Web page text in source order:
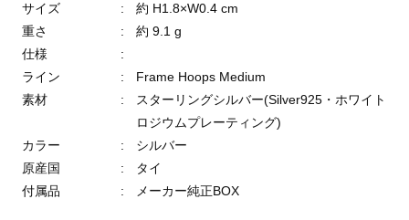
サイズ :
約 H1.8×W0.4 cm
重さ
:
約 9.1 g
仕様
:
ライン
:
Frame Hoops Medium
素材
:
スターリングシルバー(Silver925・ホワイト
ロジウムプレーティング)
カラー
:
シルバー
原産国
:
タイ
付属品
: メーカー純正BOX